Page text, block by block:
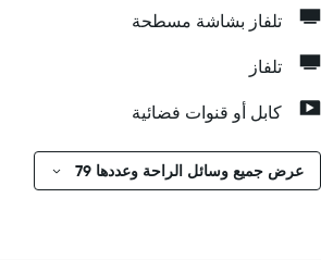
تلفاز بشاشة مسطحة
تلفاز
كابل أو قنوات فضائية
عرض جميع وسائل الراحة وعددها 79